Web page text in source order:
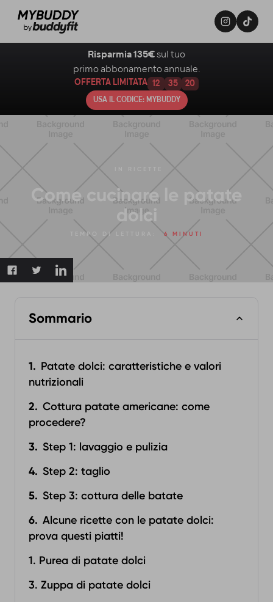
Come cucinare le patate
dolci
TEMPO DI LETTURA: 6 MINUTI
Sommario
Patate dolci: caratteristiche e valori
nutrizionali
Cottura patate americane: come
procedere?
Step 1: lavaggio e pulizia
Step 2: taglio
Step 3: cottura delle batate
Alcune ricette con le patate dolci:
prova questi piatti!
1. Purea di patate dolci
3. Zuppa di patate dolci
Risparmia 135€ sul tuo
primo abbonamento annuale.
OFFERTA LIMITATA 12 35 19
USA IL CODICE: MYBUDDY